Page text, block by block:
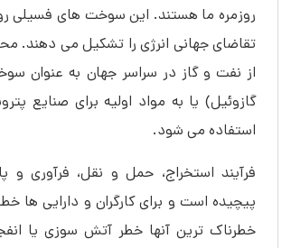
تقاضای جهانی انرژی را تشکیل می ‌دهند.
از نفت و گاز در سراسر جهان به عنوان
گازوئیل) یا به مواد اولیه برای صنایع
استفاده می شود.
فرآیند استخراج، حمل و نقل، فرآوری و
پیچیده است و برای کارگران و دارایی ‌ها
خطرناک ترین آنها خطر آتش سوزی یا